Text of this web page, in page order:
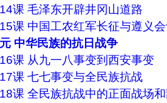
课 毛泽东开辟井冈山道路
课 中国工农红军长征与遵义
中华民族的抗日战争
课 从九一八事变到西安事变
课 七七事变与全民族抗战
课 全民族抗战中的正面战场